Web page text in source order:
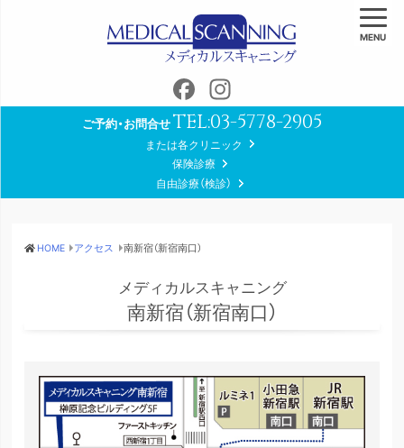
Facebook
ご予約・お問合せTEL:03-5778-2905
または各クリニック
保険診療
自由診療（検診）
MENU
HOME アクセス 南新宿（新宿南口）
メディカルスキャニング
南新宿（新宿南口）